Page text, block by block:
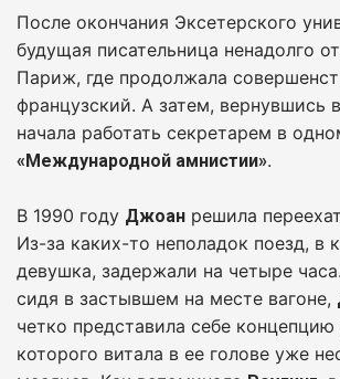
После окончания Эксетерского
будущая писательница ненадолго
Париж, где продолжала
французский. А затем, вернувшись
начала работать секретарем в
«Международной амнистии».
В 1990 году Джоан решила
Из-за каких-то неполадок поезд, в
девушка, задержали на четыре
сидя в застывшем на месте вагоне,
четко представила себе
которого витала в ее голове уже